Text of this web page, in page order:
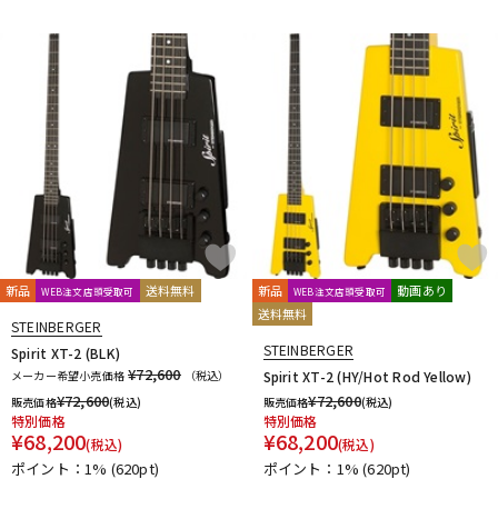
配信/ライブ機器 楽器アクセサリ
中古 ヴィンテージ
新品 WEB注文店頭受取可 送料無料
STEINBERGER
Spirit XT-2 (BLK)
メーカー希望小売価格 ¥72,600
（税込）
販売価格¥72,600(税込)
特別価格
¥68,200(税込)
ポイント：1% (620pt)
新品 WEB注文店頭受取可
動画あり
送料無料
STEINBERGER
Spirit XT-2 (HY/Hot Rod Yellow)
販売価格¥72,600(税込)
特別価格
¥68,200(税込)
ポイント：1%(620pt)